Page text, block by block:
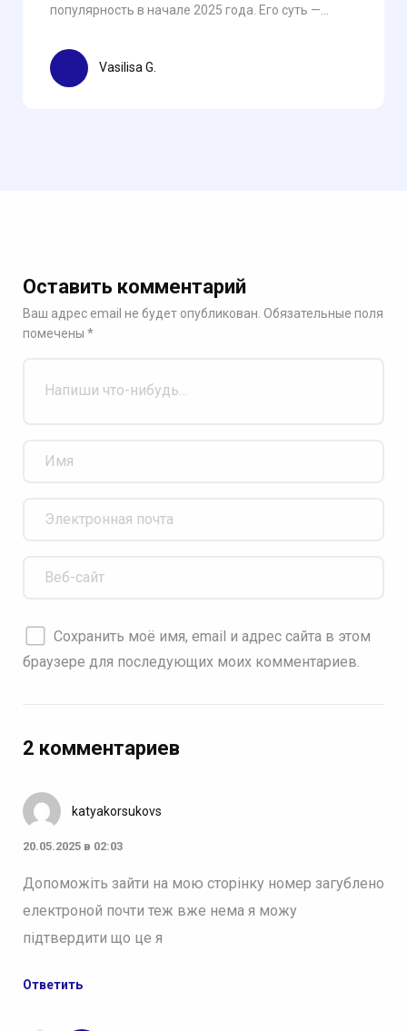
популярность в начале 2025 года. Его суть —...
Vasilisa G.
Оставить комментарий
Ваш адрес email не будет опубликован. Обязательные поля
помечены *
Сохранить моё имя, email и адрес сайта в этом
браузере для последующих моих комментариев.
2 комментариев
katyakorsukovs
20.05.2025 в 02:03
Допоможіть зайти на мою сторінку номер загублено
електроной почти теж вже нема я можу
підтвердити що це я
Ответить